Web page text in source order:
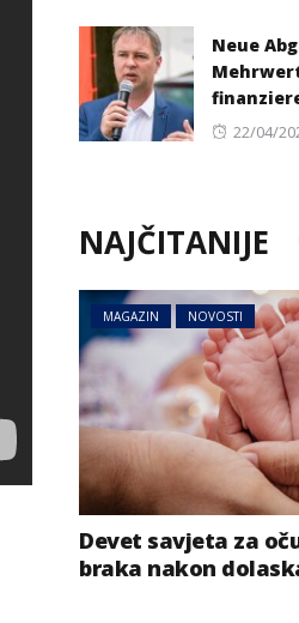
Neue
Posted
22/04/
NAJČITANIJE
MAGAZIN NOVOSTI
Devet savjeta za
braka nakon